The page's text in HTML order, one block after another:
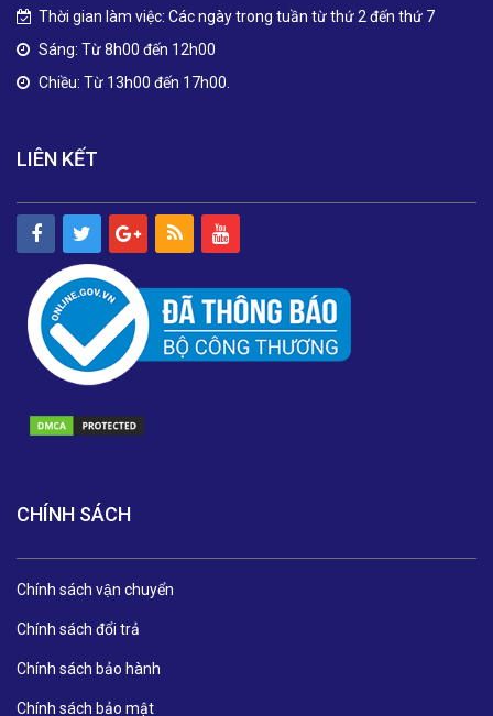
Thời gian làm việc: Các ngày trong tuần từ thứ 2 đến thứ 7
Sáng: Từ 8h00 đến 12h00
Chiều: Từ 13h00 đến 17h00.
LIÊN KẾT
CHÍNH SÁCH
Chính sách vận chuyển
Chính sách đổi trả
Chính sách bảo hành
Chính sách bảo mật